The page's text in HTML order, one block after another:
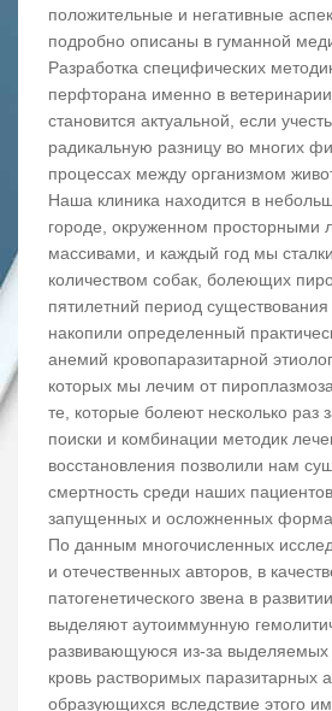
положительные и негативные
подробно описаны в гуманной
Разработка специфических
перфторана именно в
становится актуальной, если
радикальную разницу во многих
процессах между организмом
Наша клиника находится в
городе, окруженном просторными
массивами, и каждый год мы
количеством собак, болеющих
пятилетний период
накопили определенный
анемий кровопаразитарной
которых мы лечим от
те, которые болеют несколько раз
поиски и комбинации методик
восстановления позволили нам
смертность среди наших
запущенных и осложненных
По данным многочисленных
и отечественных авторов, в
патогенетического звена в
выделяют аутоиммунную
развивающуюся из-за
кровь растворимых паразитарных
образующихся вследствие этого